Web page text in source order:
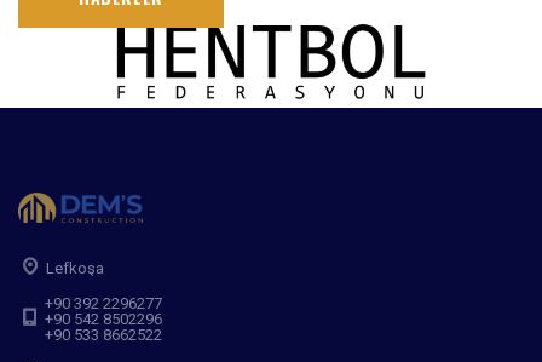
Lefkoşa
+90 392 2296277
+90 542 8502296
+90 533 8662522